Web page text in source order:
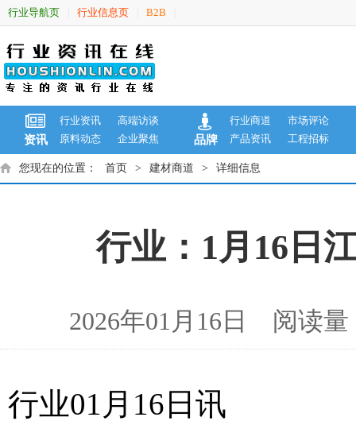
行业导航页 行业信息页 B2B
资讯
行业资讯
高端访谈
原料动态
企业聚焦 品牌
行业商道
市场评论
产品资讯
工程招标
您现在的位置： 首页 > 建材商道 > 详细信息
行业：1月16日
2026年01月16日 阅读
行业01月16日讯